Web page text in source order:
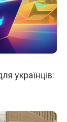
українців: